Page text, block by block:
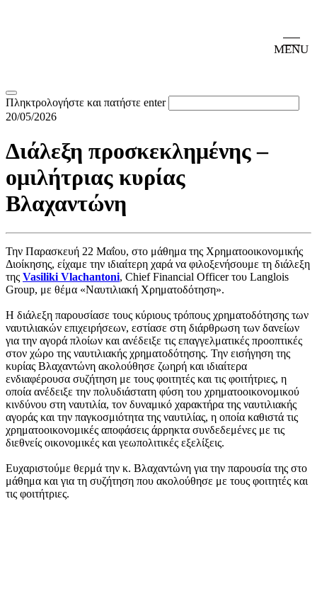
Πληκτρολογήστε και πατήστε enter
20/05/2026
Διάλεξη προσκεκλημένης –
ομιλήτριας κυρίας
Βλαχαντώνη
Την Παρασκευή 22 Μαΐου, στο μάθημα της Χρηματοοικονομικής
Διοίκησης, είχαμε την ιδιαίτερη χαρά να φιλοξενήσουμε τη διάλεξη
της Vasiliki Vlachantoni, Chief Financial Officer του Langlois
Group, με θέμα «Ναυτιλιακή Χρηματοδότηση».
Η διάλεξη παρουσίασε τους κύριους τρόπους χρηματοδότησης των
ναυτιλιακών επιχειρήσεων, εστίασε στη διάρθρωση των δανείων
για την αγορά πλοίων και ανέδειξε τις επαγγελματικές προοπτικές
στον χώρο της ναυτιλιακής χρηματοδότησης. Την εισήγηση της
κυρίας Βλαχαντώνη ακολούθησε ζωηρή και ιδιαίτερα
ενδιαφέρουσα συζήτηση με τους φοιτητές και τις φοιτήτριες, η
οποία ανέδειξε την πολυδιάστατη φύση του χρηματοοικονομικού
κινδύνου στη ναυτιλία, τον δυναμικό χαρακτήρα της ναυτιλιακής
αγοράς και την παγκοσμιότητα της ναυτιλίας, η οποία καθιστά τις
χρηματοοικονομικές αποφάσεις άρρηκτα συνδεδεμένες με τις
διεθνείς οικονομικές και γεωπολιτικές εξελίξεις.
Ευχαριστούμε θερμά την κ. Βλαχαντώνη για την παρουσία της στο
μάθημα και για τη συζήτηση που ακολούθησε με τους φοιτητές και
τις φοιτήτριες.
MENU